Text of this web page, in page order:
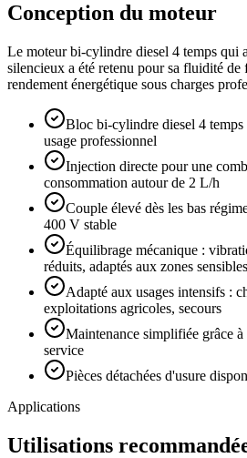
Conception du moteur
Le moteur bi-cylindre diesel 4 temps qui
silencieux a été retenu pour sa fluidité de
rendement énergétique sous charges
Bloc bi-cylindre diesel 4
usage professionnel
Injection directe pour une
consommation autour de 2 L/h
Couple élevé dès les bas
400 V stable
Équilibrage mécanique :
réduits, adaptés aux zones sensibles
Adapté aux usages intensifs :
exploitations agricoles, secours
Maintenance simplifiée grâce
service
Pièces détachées d'usure
Applications
Utilisations